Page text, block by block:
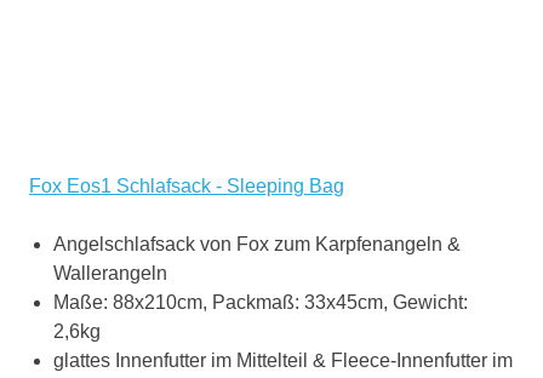
Fox Eos1 Schlafsack - Sleeping Bag
Angelschlafsack von Fox zum Karpfenangeln &
Wallerangeln
Maße: 88x210cm, Packmaß: 33x45cm, Gewicht:
2,6kg
glattes Innenfutter im Mittelteil & Fleece-Innenfutter im